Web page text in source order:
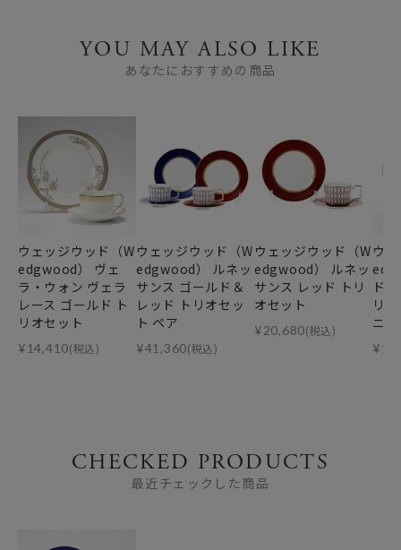
YOU MAY ALSO LIKE
あなたにおすすめの商品
ウェッジウッド（W
edgwood） ヴェ
ラ・ウォン ヴェラ
レース ゴールド ト
リオセット
¥14,410(税込)
ウェッジウッド（W
edgwood） ルネッ
サンス ゴールド＆
レッド トリオセッ
ト ペア
¥41,360(税込)
ウェッジウッド（W
edgwood） ルネッ
サンス レッド トリ
オセット
¥20,680(税込)
ウ
ド
リ
ニ
¥
CHECKED PRODUCTS
最近チェックした商品